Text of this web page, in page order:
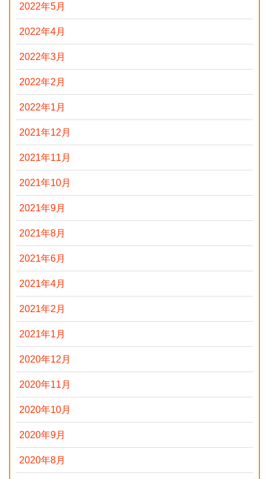
2022年5月
2022年4月
2022年3月
2022年2月
2022年1月
2021年12月
2021年11月
2021年10月
2021年9月
2021年8月
2021年6月
2021年4月
2021年2月
2021年1月
2020年12月
2020年11月
2020年10月
2020年9月
2020年8月